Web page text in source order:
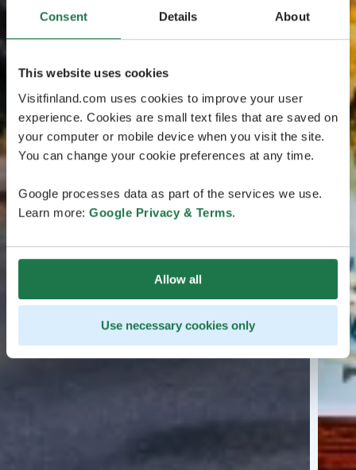
Consent Details About
This website uses cookies
Visitfinland.com uses cookies to improve your user
experience. Cookies are small text files that are saved on
your computer or mobile device when you visit the site.
You can change your cookie preferences at any time.
Google processes data as part of the services we use.
Learn more: Google Privacy & Terms.
Allow all
Use necessary cookies only